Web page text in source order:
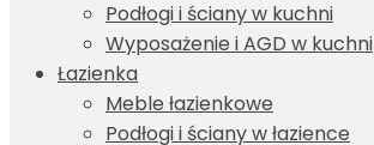
Podłogi i ściany w kuchni
Wyposażenie i AGD w kuchni
Łazienka
Meble łazienkowe
Podłogi i ściany w łazience